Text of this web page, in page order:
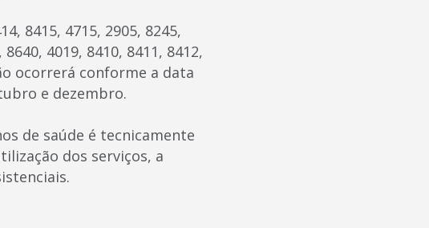
8415, 4715, 2905, 8245,
4019, 8410, 8411, 8412,
ocorrerá conforme a data
e dezembro.
de saúde é tecnicamente
dos serviços, a